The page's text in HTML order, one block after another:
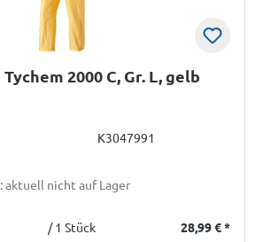
2000 C, Gr. L, gelb
K3047991
aktuell nicht auf Lager
/ 1 Stück 28,99 €*